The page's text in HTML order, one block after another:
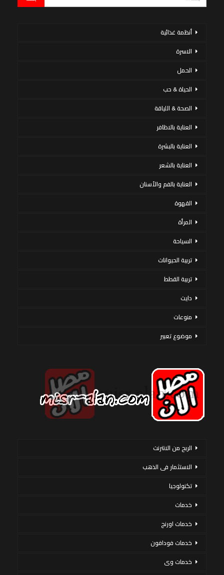
أنظمة غذائية
الاسرة
الحمل
الحياة & حب
الصحة & اللياقة
العناية بالاظافر
العناية بالبشرة
العناية بالشعر
العناية بالفم والأسنان
القهوة
المرأة
السياحة
تربية الحيوانات
تربية القطط
دايت
منوعات
موضوع تعبير
الربح من الانترنت
الاستثمار فى الذهب
تكنولوجيا
خدمات
خدمات اورنج
خدمات فودافون
خدمات وى